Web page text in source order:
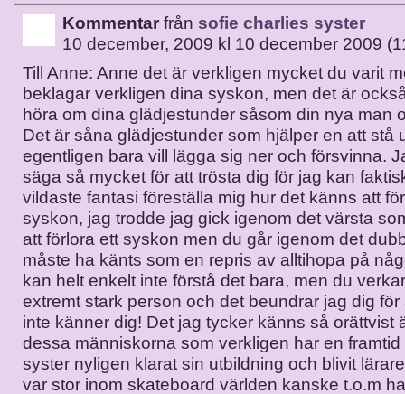
Kommentar från sofie charlies syster
10 december, 2009 kl 10 december 2009
Till Anne: Anne det är verkligen mycket du varit
beklagar verkligen dina syskon, men det är
höra om dina glädjestunder såsom din nya man
Det är såna glädjestunder som hjälper en att stå
egentligen bara vill lägga sig ner och försvinna.
säga så mycket för att trösta dig för jag kan
vildaste fantasi föreställa mig hur det känns att
syskon, jag trodde jag gick igenom det värsta
att förlora ett syskon men du går igenom det
måste ha känts som en repris av alltihopa på
kan helt enkelt inte förstå det bara, men du
extremt stark person och det beundrar jag dig
inte känner dig! Det jag tycker känns så orättvist
dessa människorna som verkligen har en framtid
syster nyligen klarat sin utbildning och blivit
var stor inom skateboard världen kanske t.o.m